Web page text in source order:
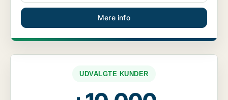
Mere info
UDVALGTE KUNDER